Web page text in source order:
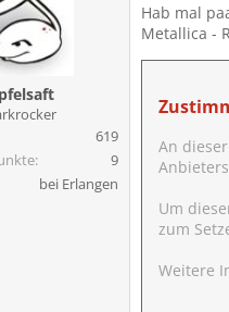
619
9
bei Erlangen
Hab mal
Metallica -
An
Um
zum
Weitere